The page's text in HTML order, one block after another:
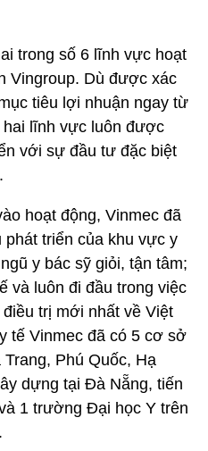
trong số 6 lĩnh vực hoạt
Vingroup. Dù được xác
tiêu lợi nhuận ngay từ
hai lĩnh vực luôn được
với sự đầu tư đặc biệt
hoạt động, Vinmec đã
triển của khu vực y
y bác sỹ giỏi, tận tâm;
và luôn đi đầu trong việc
trị mới nhất về Việt
tế Vinmec đã có 5 cơ sở
Phú Quốc, Hạ
dựng tại Đà Nẵng, tiến
1 trường Đại học Y trên